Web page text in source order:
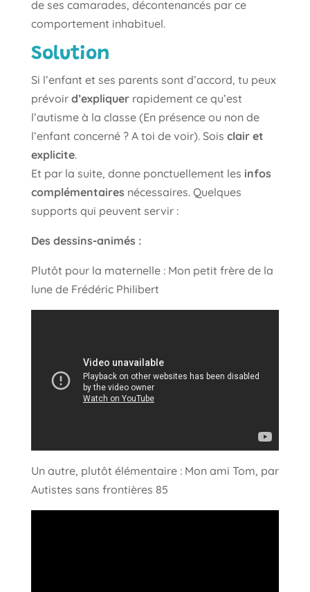
de ses camarades, décontenancés par ce
comportement inhabituel.
Solution
Si l’enfant et ses parents sont d’accord, tu peux
prévoir d’expliquerrapidement ce qu’est
l’autisme à la classe (En présence ou non de
l’enfant concerné ? A toi de voir). Sois clair et
explicite.
Et par la suite, donne ponctuellement les infos
complémentaires nécessaires. Quelques
supports qui peuvent servir :
Des dessins-animés :
Plutôt pour la maternelle : Mon petit frère de la
lune de Frédéric Philibert
Un autre, plutôt élémentaire : Mon ami Tom, par
Autistes sans frontières 85